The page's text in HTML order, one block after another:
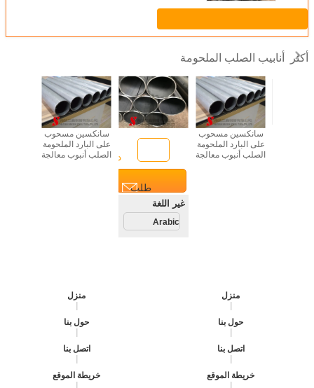
أكثر أنابيب الصلب الملحومة
سانكسين مسحوب
على البارد الملحومة
الصلب أنبوب معالجةدردشة
طلب
اقتباس
غير اللغة
Arabic
منزل
حول بنا
اتصل بنا
خريطة الموقع
سانكسين مسحوب
على البارد الملحومة
الصلب أنبوب معالجة
دردشة
منزل
حول بنا
اتصل بنا
خريطة الموقع